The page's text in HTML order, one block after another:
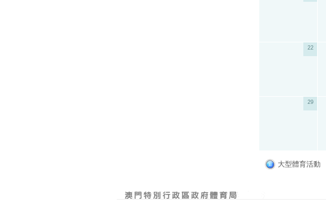
22
29
大型體育活動